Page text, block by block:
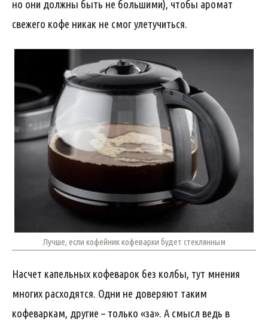
но они должны быть не большими), чтобы аромат
свежего кофе никак не смог улетучиться.
Лучше, если кофейник кофеварки будет стеклянным
Насчет капельных кофеварок без колбы, тут мнения
многих расходятся. Одни не доверяют таким
кофеваркам, другие – только «за». А смысл ведь в